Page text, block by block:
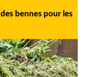
bennes pour les